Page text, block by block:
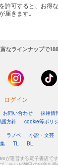
許可すると、お得
届きます。
なラインナップで
ログイン
お問い合わせ 採用情
護方針
cookie等ポリ
ラノベ 小説・文芸
TL BL
が運営する電子書店で